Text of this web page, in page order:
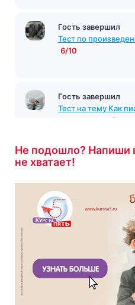
Гость завершил
Тест по
6/10
Гость завершил
Тест на тему Как
«тоже самое»?
Не подошло? Напиши
не хватает!